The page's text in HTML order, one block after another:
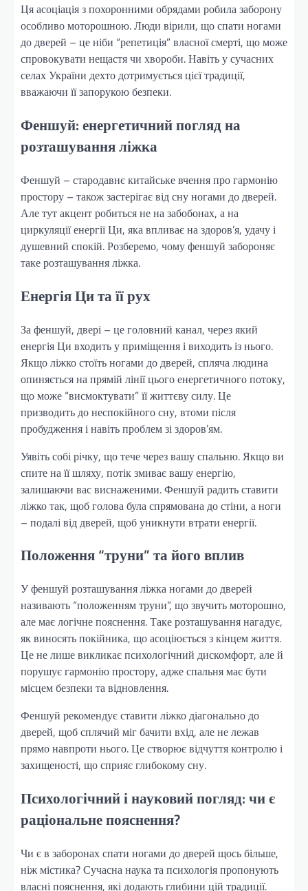
Ця асоціація з похоронними обрядами робила заборону
особливо моторошною. Люди вірили, що спати ногами
до дверей – це ніби “репетиція” власної смерті, що може
спровокувати нещастя чи хвороби. Навіть у сучасних
селах України дехто дотримується цієї традиції,
вважаючи її запорукою безпеки.
Феншуй: енергетичний погляд на
розташування ліжка
Феншуй – стародавнє китайське вчення про гармонію
простору – також застерігає від сну ногами до дверей.
Але тут акцент робиться не на забобонах, а на
циркуляції енергії Ци, яка впливає на здоров’я, удачу і
душевний спокій. Розберемо, чому феншуй забороняє
таке розташування ліжка.
Енергія Ци та її рух
За феншуй, двері – це головний канал, через який
енергія Ци входить у приміщення і виходить із нього.
Якщо ліжко стоїть ногами до дверей, спляча людина
опиняється на прямій лінії цього енергетичного потоку,
що може “висмоктувати” її життєву силу. Це
призводить до неспокійного сну, втоми після
пробудження і навіть проблем зі здоров’ям.
Уявіть собі річку, що тече через вашу спальню. Якщо ви
спите на її шляху, потік змиває вашу енергію,
залишаючи вас виснаженими. Феншуй радить ставити
ліжко так, щоб голова була спрямована до стіни, а ноги
– подалі від дверей, щоб уникнути втрати енергії.
Положення “труни” та його вплив
У феншуй розташування ліжка ногами до дверей
називають “положенням труни”, що звучить моторошно,
але має логічне пояснення. Таке розташування нагадує,
як виносять покійника, що асоціюється з кінцем життя.
Це не лише викликає психологічний дискомфорт, але й
порушує гармонію простору, адже спальня має бути
місцем безпеки та відновлення.
Феншуй рекомендує ставити ліжко діагонально до
дверей, щоб сплячий міг бачити вхід, але не лежав
прямо навпроти нього. Це створює відчуття контролю і
захищеності, що сприяє глибокому сну.
Психологічний і науковий погляд: чи є
раціональне пояснення?
Чи є в заборонах спати ногами до дверей щось більше,
ніж містика? Сучасна наука та психологія пропонують
власні пояснення, які додають глибини цій традиції.